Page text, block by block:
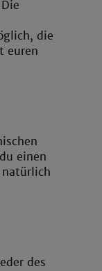
die
euren
einen
natürlich
des